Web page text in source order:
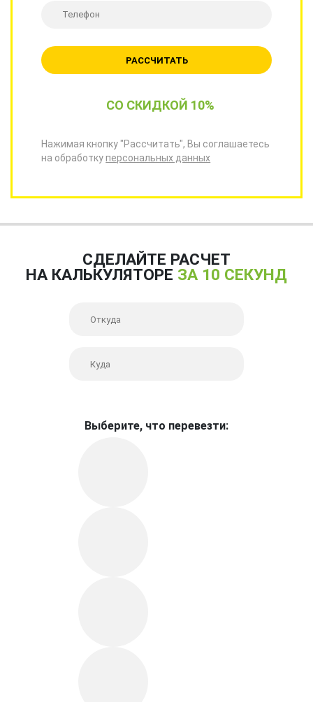
РАССЧИТАТЬ
СО СКИДКОЙ 10%
Нажимая кнопку "Рассчитать", Вы соглашаетесь
на обработкуперсональных данных
СДЕЛАЙТЕ РАСЧЕТ
НА КАЛЬКУЛЯТОРЕ ЗА 10 СЕКУНД
Выберите, что перевезти: